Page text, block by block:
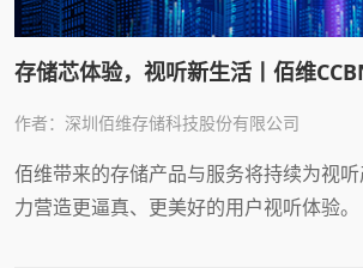
存储芯体验，视听新生活丨佰维
作者：深圳佰维存储科技股份有限公司
佰维带来的存储产品与服务将持续为视
力营造更逼真、更美好的用户视听体验。